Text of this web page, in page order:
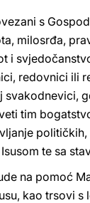
s
milosrđa,
i
redovnici ili
svakodnevici,
tim
te sa
na pomoć
kao trsovi